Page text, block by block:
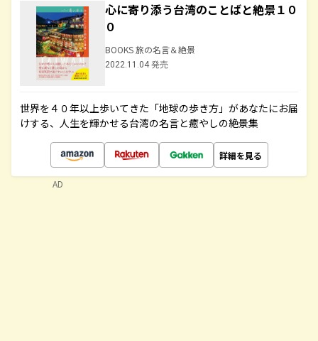
心に寄り添う台湾のことばと絶景１０
０
BOOKS 旅の名言＆絶景
2022.11.04 発売
世界を４０年以上歩いてきた「地球の歩き方」があなたにお届
けする、人生を輝かせる台湾の名言と癒やしの絶景集
詳細を見る
AD